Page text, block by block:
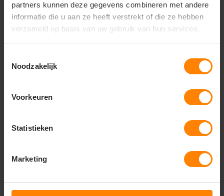
partners kunnen deze gegevens combineren met andere
informatie die u aan ze heeft verstrekt of die ze hebben
verzameld op basis van uw gebruik van hun services.
Noodzakelijk
Voorkeuren
Statistieken
Marketing
Excl. btw